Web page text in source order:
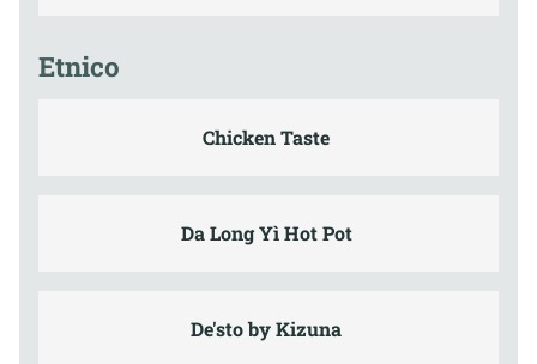
Etnico
Chicken Taste
Da Long Yì Hot Pot
De'sto by Kizuna